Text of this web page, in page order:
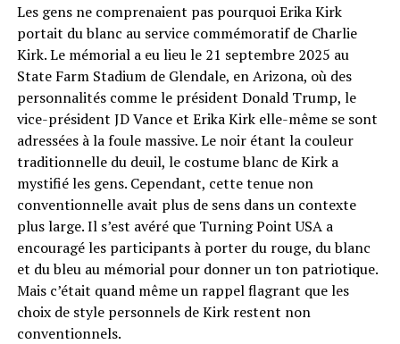
Les gens ne comprenaient pas pourquoi Erika Kirk
portait du blanc au service commémoratif de Charlie
Kirk. Le mémorial a eu lieu le 21 septembre 2025 au
State Farm Stadium de Glendale, en Arizona, où des
personnalités comme le président Donald Trump, le
vice-président JD Vance et Erika Kirk elle-même se sont
adressées à la foule massive. Le noir étant la couleur
traditionnelle du deuil, le costume blanc de Kirk a
mystifié les gens. Cependant, cette tenue non
conventionnelle avait plus de sens dans un contexte
plus large. Il s’est avéré que Turning Point USA a
encouragé les participants à porter du rouge, du blanc
et du bleu au mémorial pour donner un ton patriotique.
Mais c’était quand même un rappel flagrant que les
choix de style personnels de Kirk restent non
conventionnels.